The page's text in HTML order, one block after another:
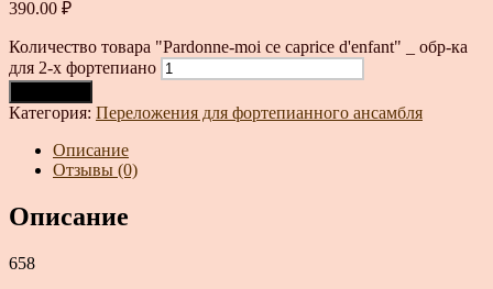
390.00 ₽
Количество товара "Pardonne-moi ce caprice d'enfant" _ обр-ка
для 2-х фортепиано
Категория: Переложения для фортепианного ансамбля
Описание
Отзывы (0)
Описание
658